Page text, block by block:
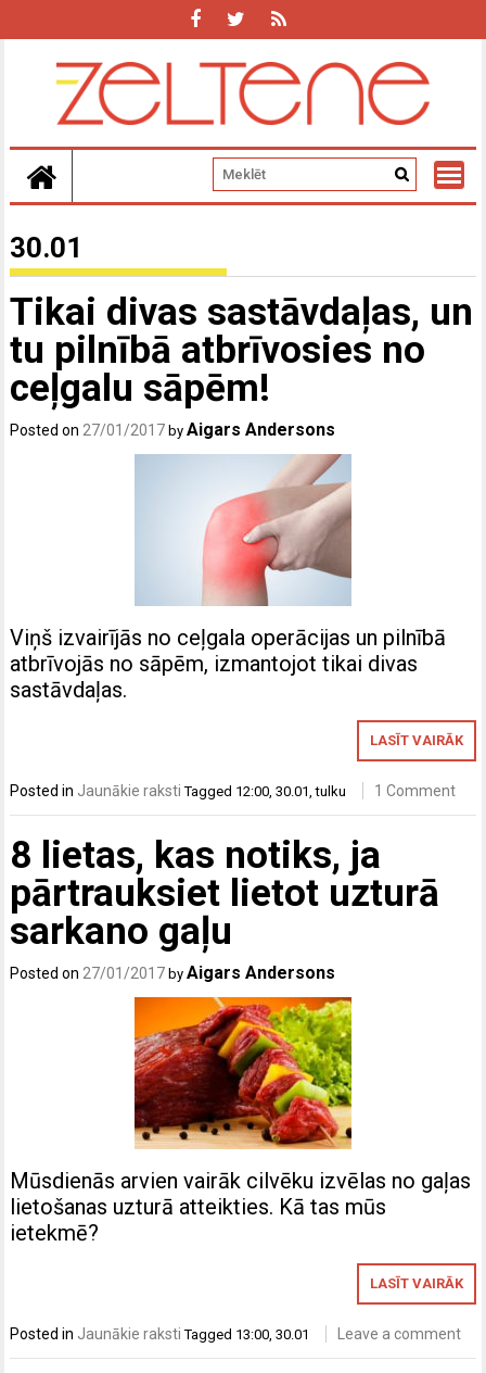
30.01
Tikai divas sastāvdaļas, un
tu pilnībā atbrīvosies no
ceļgalu sāpēm!
Posted on 27/01/2017 byAigars Andersons
Viņš izvairījās no ceļgala operācijas un pilnībā
atbrīvojās no sāpēm, izmantojot tikai divas
sastāvdaļas.
LASĪT VAIRĀK
Posted in Jaunākie raksti Tagged 12:00 ,30.01 ,tulku 1 Comment
8 lietas, kas notiks, ja
pārtrauksiet lietot uzturā
sarkano gaļu
Posted on 27/01/2017 byAigars Andersons
Mūsdienās arvien vairāk cilvēku izvēlas no gaļas
lietošanas uzturā atteikties. Kā tas mūs
ietekmē?
LASĪT VAIRĀK
Posted in Jaunākie raksti Tagged 13:00,30.01 Leave a comment